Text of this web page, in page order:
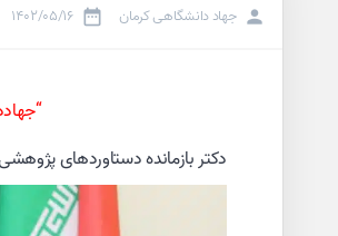
جهاد دانشگاهی کرمان ۱۴۰۲/۰۵/۱۶
دکتر بازمانده دستاوردهای